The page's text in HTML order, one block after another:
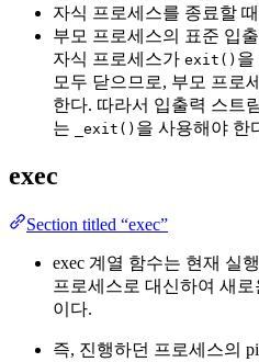
자식 프로세스를 종료할 때
부모 프로세스의 표준 입
자식 프로세스가 exit() 을
모두 닫으므로, 부모 프로
한다. 따라서 입출력 스트
는
_exit() 을 사용해야 한
exec
Section titled “exec”
exec 계열 함수는 현재 실
프로세스로 대신하여 새
이다.
즉, 진행하던 프로세스의